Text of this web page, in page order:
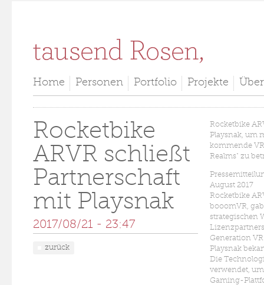
Home Personen Portfolio Projekte
Rocketbike
ARVR schließt
Partnerschaft
mit Playsnak
2017/08/21 - 23:47
zurück
Rocketbike
Playsnak, um
kommende
Realms" zu
August 2017
Rocketbike
booomVR,
strategischen
Generation
Playsnak
Die
verwendet,
Gaming-